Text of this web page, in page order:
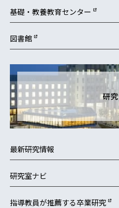
基礎・教養教育センター
図書館
研究
最新研究情報
研究室ナビ
指導教員が推薦する卒業研究